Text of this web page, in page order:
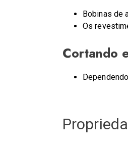
Bobinas de
Os
Cortando